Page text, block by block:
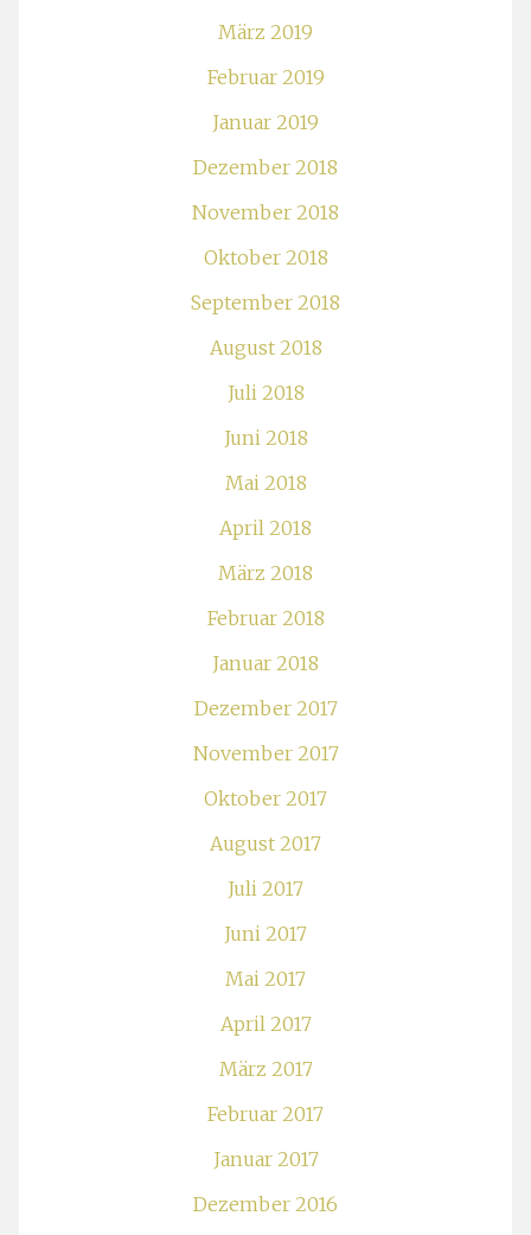
März 2019
Februar 2019
Januar 2019
Dezember 2018
November 2018
Oktober 2018
September 2018
August 2018
Juli 2018
Juni 2018
Mai 2018
April 2018
März 2018
Februar 2018
Januar 2018
Dezember 2017
November 2017
Oktober 2017
August 2017
Juli 2017
Juni 2017
Mai 2017
April 2017
März 2017
Februar 2017
Januar 2017
Dezember 2016